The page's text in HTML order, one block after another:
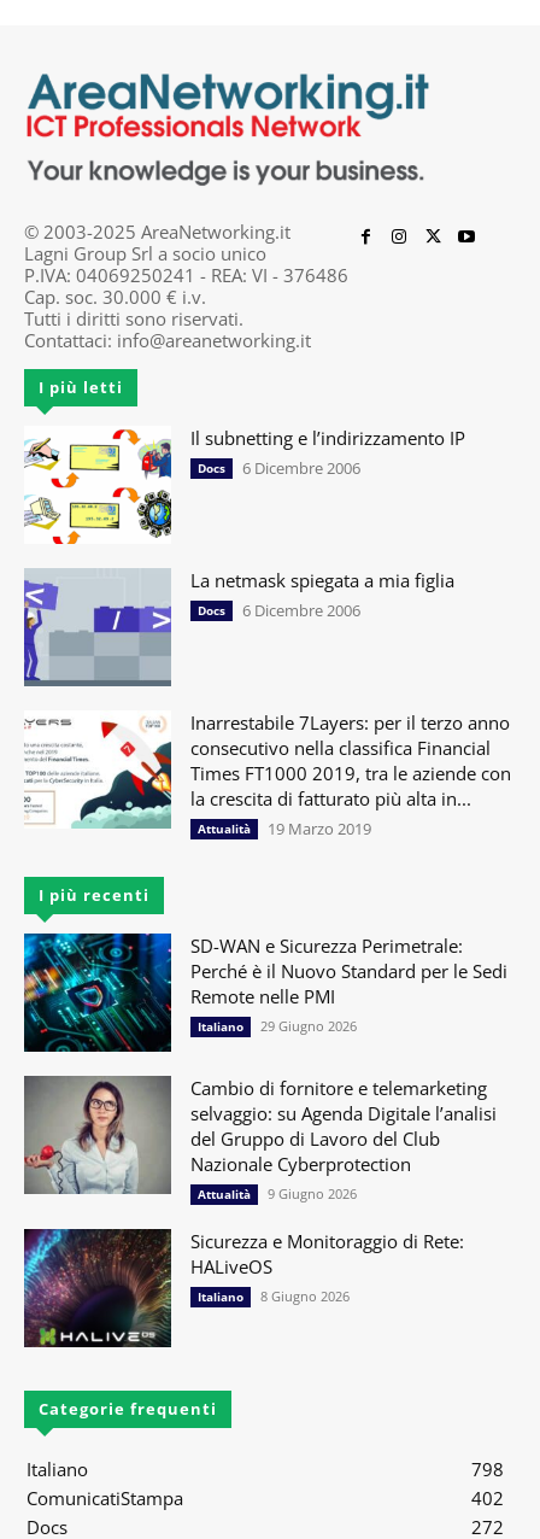
© 2003-2025 AreaNetworking.it
Lagni Group Srl a socio unico
P.IVA: 04069250241 - REA: VI - 376486
Cap. soc. 30.000 € i.v.
Tutti i diritti sono riservati.
Contattaci: info@areanetworking.it
I più letti
Il subnetting e l’indirizzamento IP
Docs 6 Dicembre 2006
La netmask spiegata a mia figlia
Docs 6 Dicembre 2006
Inarrestabile 7Layers: per il terzo anno
consecutivo nella classifica Financial
Times FT1000 2019, tra le aziende con
la crescita di fatturato più alta in...
Attualità 19 Marzo 2019
I più recenti
SD-WAN e Sicurezza Perimetrale:
Perché è il Nuovo Standard per le Sedi
Remote nelle PMI
Italiano 29 Giugno 2026
Cambio di fornitore e telemarketing
selvaggio: su Agenda Digitale l’analisi
del Gruppo di Lavoro del Club
Nazionale Cyberprotection
Attualità 9 Giugno 2026
Sicurezza e Monitoraggio di Rete:
HALiveOS
Italiano 8 Giugno 2026
Categorie frequenti
Italiano
798
ComunicatiStampa
402
Docs
272